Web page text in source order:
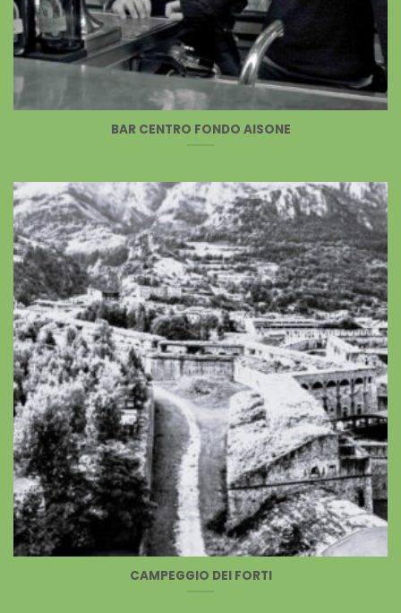
BAR CENTRO FONDO AISONE
CAMPEGGIO DEI FORTI